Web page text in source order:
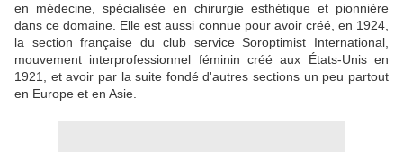
en médecine, spécialisée en chirurgie esthétique et pionnière
dans ce domaine. Elle est aussi connue pour avoir créé, en 1924,
la section française du club service Soroptimist International,
mouvement interprofessionnel féminin créé aux États-Unis en
1921, et avoir par la suite fondé d'autres sections un peu partout
en Europe et en Asie.